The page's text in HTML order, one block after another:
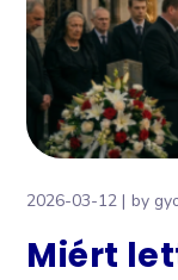
2026-03-12 by
Miért